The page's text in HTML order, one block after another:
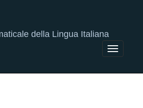
della Lingua Italiana
Toggle